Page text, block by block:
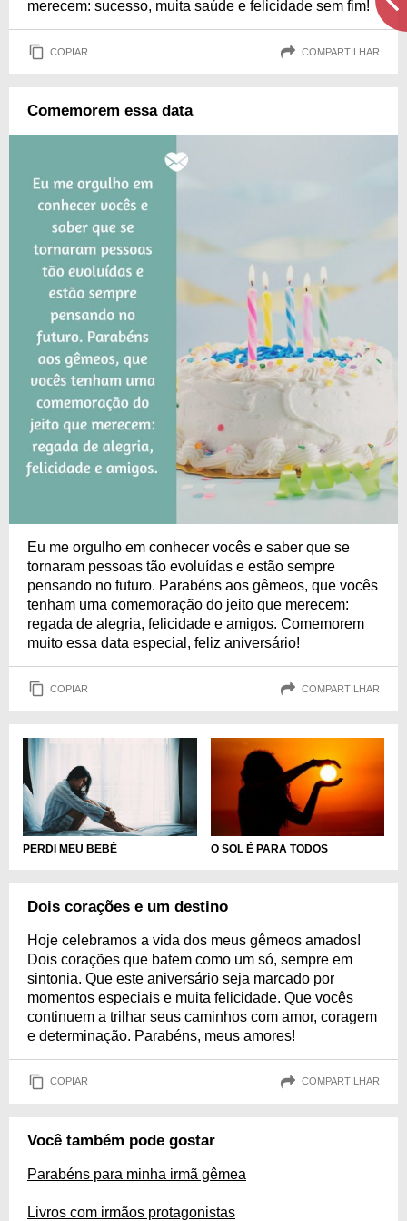
merecem: sucesso, muita saúde e felicidade sem fim!
COPIAR COMPARTILHAR
Comemorem essa data
Eu me orgulho em conhecer vocês e saber que se
tornaram pessoas tão evoluídas e estão sempre
pensando no futuro. Parabéns aos gêmeos, que vocês
tenham uma comemoração do jeito que merecem:
regada de alegria, felicidade e amigos. Comemorem
muito essa data especial, feliz aniversário!
COPIAR COMPARTILHAR
PERDI MEU BEBÊ O SOL É PARA TODOS
Dois corações e um destino
Hoje celebramos a vida dos meus gêmeos amados!
Dois corações que batem como um só, sempre em
sintonia. Que este aniversário seja marcado por
momentos especiais e muita felicidade. Que vocês
continuem a trilhar seus caminhos com amor, coragem
e determinação. Parabéns, meus amores!
COPIAR COMPARTILHAR
Você também pode gostar
Parabéns para minha irmã gêmea
Livros com irmãos protagonistas